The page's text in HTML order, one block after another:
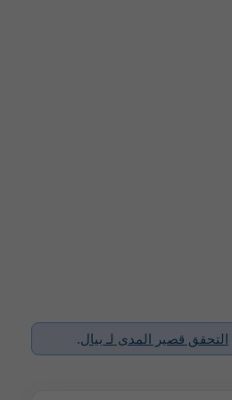
التحقق قصير المدى لـ بيال.